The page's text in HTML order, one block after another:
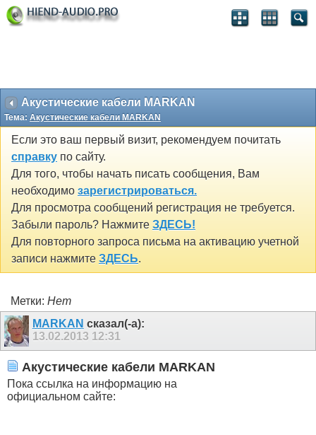
Акустические кабели MARKAN
Тема: Акустические кабели MARKAN
Если это ваш первый визит, рекомендуем почитать
справку по сайту.
Для того, чтобы начать писать сообщения, Вам
необходимо зарегистрироваться.
Для просмотра сообщений регистрация не требуется.
Забыли пароль? Нажмите ЗДЕСЬ!
Для повторного запроса письма на активацию учетной
записи нажмите ЗДЕСЬ.
Метки: Нет
MARKAN сказал(-а):
13.02.2013 12:31
Акустические кабели MARKAN
Пока ссылка на информацию на
официальном сайте: